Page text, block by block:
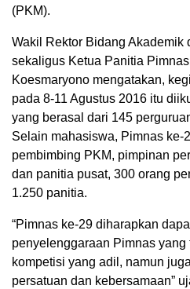
(PKM).
Wakil Rektor Bidang Akademik
sekaligus Ketua Panitia
Koesmaryono mengatakan,
pada 8-11 Agustus 2016 itu
yang berasal dari 145
Selain mahasiswa, Pimnas ke-
pembimbing PKM, pimpinan
dan panitia pusat, 300 orang
1.250 panitia.
“Pimnas ke-29 diharapkan
penyelenggaraan Pimnas
kompetisi yang adil, namun
persatuan dan kebersamaan”